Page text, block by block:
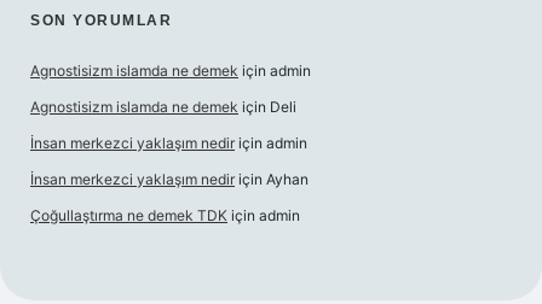
SON YORUMLAR
Agnostisizm islamda ne demek için admin
Agnostisizm islamda ne demek için Deli
İnsan merkezci yaklaşım nedir için admin
İnsan merkezci yaklaşım nedir için Ayhan
Çoğullaştırma ne demek TDK için admin